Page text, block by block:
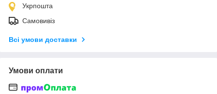
Укрпошта
Самовивіз
Всі умови доставки
Умови оплати